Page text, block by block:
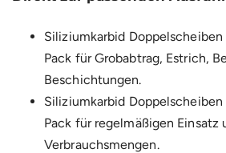
Siliziumkarbid
Pack für Grobabtrag, Estrich,
Beschichtungen.
Siliziumkarbid
Pack für regelmäßigen Einsatz
Verbrauchsmengen.